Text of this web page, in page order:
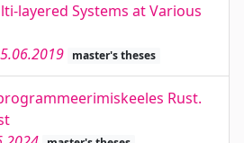
layered Systems at Various
master's theses
Rust.